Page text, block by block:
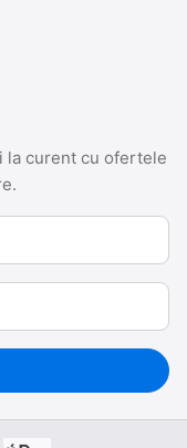
la curent cu ofertele